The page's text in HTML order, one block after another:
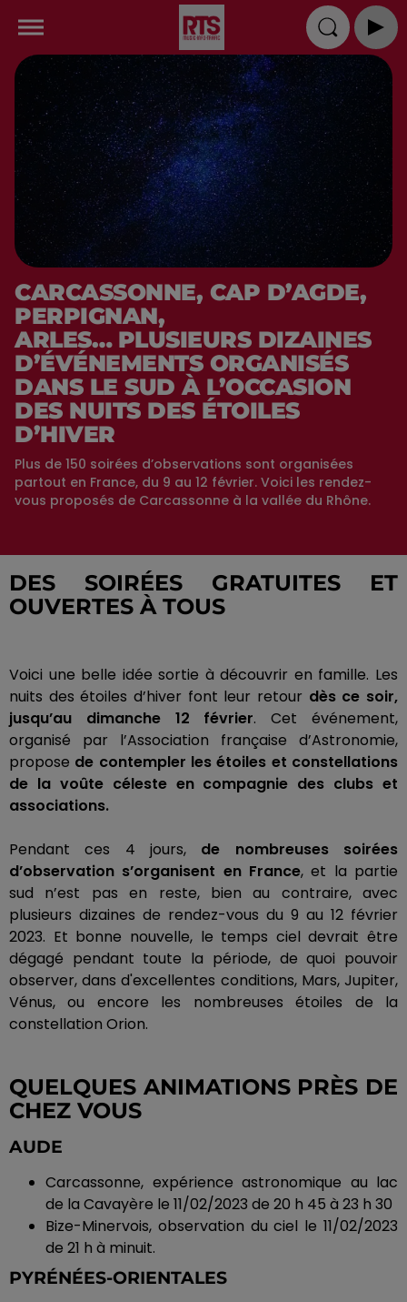
CARCASSONNE, CAP D’AGDE,
PERPIGNAN,
ARLES… PLUSIEURS DIZAINES
D’ÉVÉNEMENTS ORGANISÉS
DANS LE SUD À L’OCCASION
DES NUITS DES ÉTOILES
D’HIVER
Plus de 150 soirées d’observations sont organisées
partout en France, du 9 au 12 février. Voici les rendez-
vous proposés de Carcassonne à la vallée du Rhône.
DES SOIRÉES GRATUITES ET
OUVERTES À TOUS
Voici une belle idée sortie à découvrir en famille. Les
nuits des étoiles d’hiver font leur retour dès ce soir,
jusqu’au dimanche 12 février. Cet événement,
organisé par l’Association française d’Astronomie,
propose de contempler les étoiles et constellations
de la voûte céleste en compagnie des clubs et
associations.
Pendant ces 4 jours, de nombreuses soirées
d’observation s’organisent en France, et la partie
sud n’est pas en reste, bien au contraire, avec
plusieurs dizaines de rendez-vous du 9 au 12 février
2023. Et bonne nouvelle, le temps ciel devrait être
dégagé pendant toute la période, de quoi pouvoir
observer, dans d'excellentes conditions, Mars, Jupiter,
Vénus, ou encore les nombreuses étoiles de la
constellation Orion.
QUELQUES ANIMATIONS PRÈS DE
CHEZ VOUS
AUDE
Carcassonne, expérience astronomique au lac
de la Cavayère le 11/02/2023 de 20 h 45 à 23 h 30
Bize-Minervois, observation du ciel le 11/02/2023
de 21 h à minuit.
PYRÉNÉES-ORIENTALES